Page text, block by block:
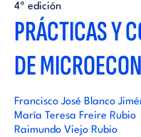
i
a
l
a
4ª edición
PRÁCTICAS Y
DE
Francisco José Blanco
María Teresa Freire Rubio
Raimundo Viejo Rubio